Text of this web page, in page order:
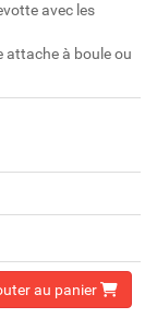
avec les
attache à boule ou
au panier